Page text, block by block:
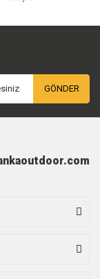
GÖNDER